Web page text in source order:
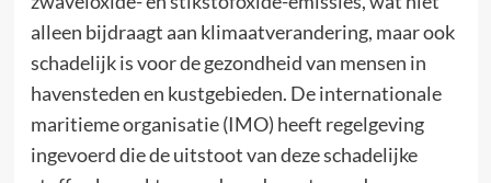
alleen bijdraagt aan klimaatverandering, maar ook
schadelijk is voor de gezondheid van mensen in
havensteden en kustgebieden. De internationale
maritieme organisatie (IMO) heeft regelgeving
ingevoerd die de uitstoot van deze schadelijke